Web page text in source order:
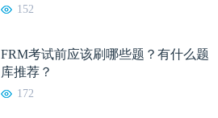
152
FRM考试前应该刷哪些题？有什么题
库推荐？
172